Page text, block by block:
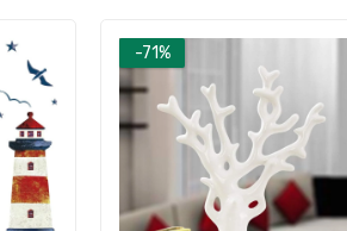
Ft
13.700 Ft
digitális ébresztőóra – rózsaszín
Ft
5.190 Ft
-71%